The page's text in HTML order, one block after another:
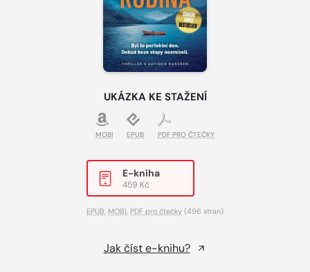
UKÁZKA KE STAŽENÍ
MOBI EPUB PDF PRO ČTEČKY
E-kniha
459 Kč
EPUB, MOBI, PDF pro čtečky (496 stran)
Jak číst e-knihu?